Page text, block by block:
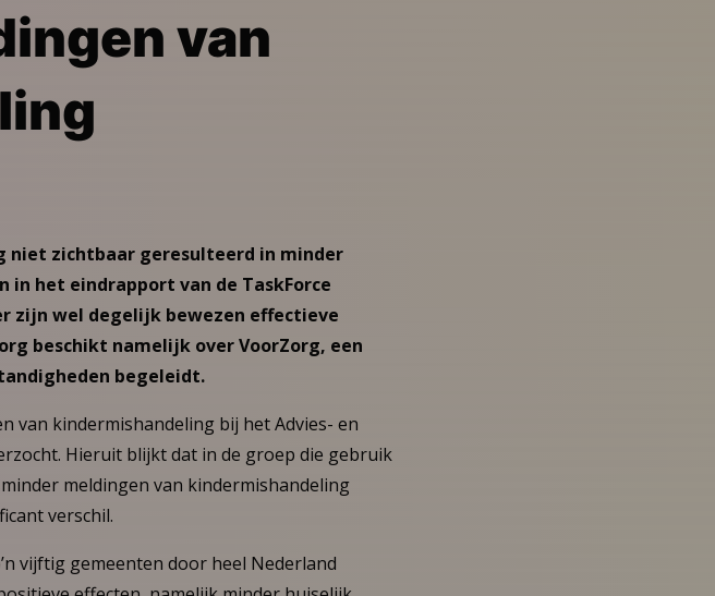
van
niet zichtbaar geresulteerd in minder
het eindrapport van de TaskForce
zijn wel degelijk bewezen effectieve
beschikt namelijk over VoorZorg, een
begeleidt.
van kindermishandeling bij het Advies- en
Hieruit blijkt dat in de groep die gebruik
meldingen van kindermishandeling
verschil.
vijftig gemeenten door heel Nederland